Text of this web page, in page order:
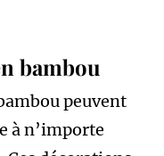
bambou
peuvent
à n’importe